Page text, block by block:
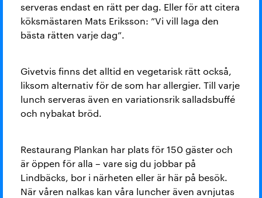
serveras endast en rätt per dag. Eller för att citera
köksmästaren Mats Eriksson: ”Vi vill laga den
bästa rätten varje dag”.
Givetvis finns det alltid en vegetarisk rätt också,
liksom alternativ för de som har allergier. Till varje
lunch serveras även en variationsrik salladsbuffé
och nybakat bröd.
Restaurang Plankan har plats för 150 gäster och
är öppen för alla – vare sig du jobbar på
Lindbäcks, bor i närheten eller är här på besök.
När våren nalkas kan våra luncher även avnjutas